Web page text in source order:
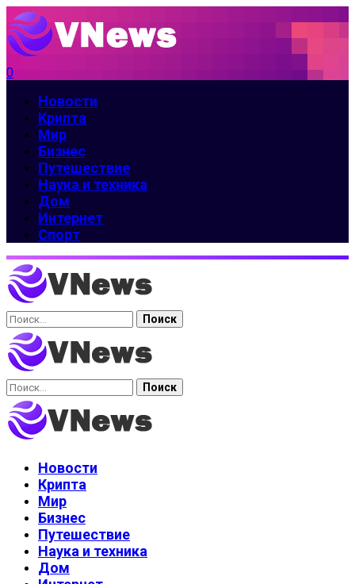
0
Новости
Крипта
Мир
Бизнес
Путешествие
Наука и техника
Дом
Интернет
Спорт
Найти:
Найти:
Новости
Крипта
Мир
Бизнес
Путешествие
Наука и техника
Дом